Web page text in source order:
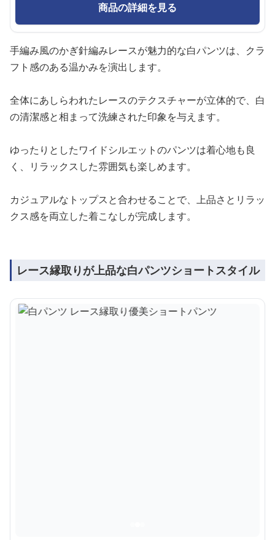
商品の詳細を見る
手編み風のかぎ針編みレースが魅力的な白パンツは、クラ
フト感のある温かみを演出します。
全体にあしらわれたレースのテクスチャーが立体的で、白
の清潔感と相まって洗練された印象を与えます。
ゆったりとしたワイドシルエットのパンツは着心地も良
く、リラックスした雰囲気も楽しめます。
カジュアルなトップスと合わせることで、上品さとリラッ
クス感を両立した着こなしが完成します。
レース縁取りが上品な白パンツショートスタイル